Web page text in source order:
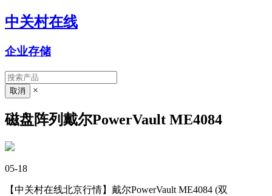
中关村在线
企业存储
×
磁盘阵列戴尔PowerVault ME4084
05-18
【中关村在线北京行情】戴尔PowerVault ME4084 (双